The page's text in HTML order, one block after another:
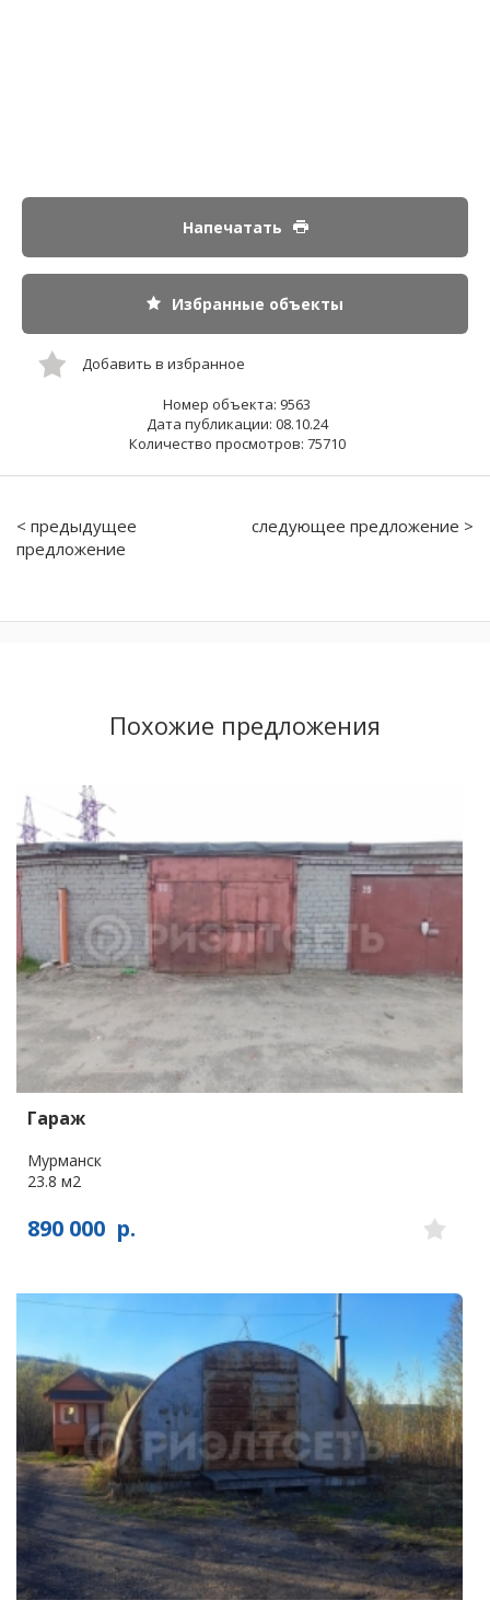
Напечатать
Избранные объекты
Добавить в избранное
Номер объекта: 9563
Дата публикации: 08.10.24
Количество просмотров: 75710
< предыдущее
предложение
следующее предложение >
Похожие предложения
Гараж
Мурманск
23.8 м2
890 000 р.